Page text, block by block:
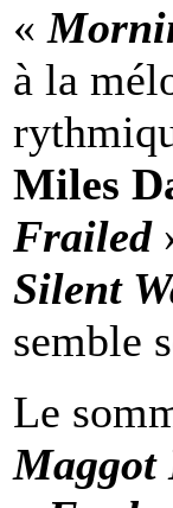
«
à la
Miles
Frailed
Silent
semble
Le
Maggot